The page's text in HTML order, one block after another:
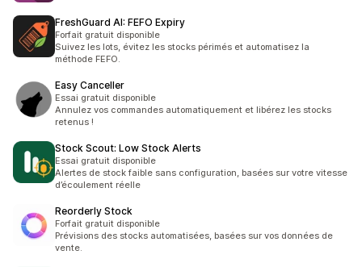
FreshGuard AI: FEFO Expiry
Forfait gratuit disponible
Suivez les lots, évitez les stocks périmés et automatisez la
méthode FEFO.
Easy Canceller
Essai gratuit disponible
Annulez vos commandes automatiquement et libérez les stocks
retenus !
Stock Scout: Low Stock Alerts
Essai gratuit disponible
Alertes de stock faible sans configuration, basées sur votre vitesse
d’écoulement réelle
Reorderly Stock
Forfait gratuit disponible
Prévisions des stocks automatisées, basées sur vos données de
vente.